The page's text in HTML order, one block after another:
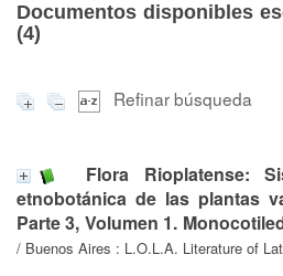
Documentos disponibles
(4)
Refinar búsqueda
Flora Rioplatense:
etnobotánica de las plantas
Parte 3, Volumen 1.
/ Buenos Aires : L.O.L.A. Literature of